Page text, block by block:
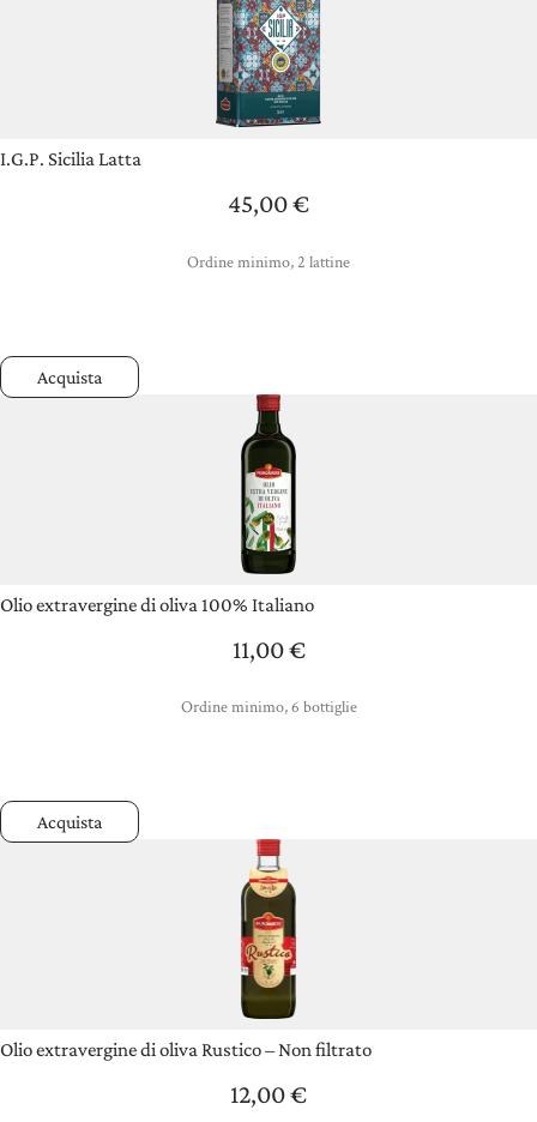
I.G.P. Sicilia Latta
45,00€
Ordine minimo, 2 lattine
Acquista
Olio extravergine di oliva 100% Italiano
11,00€
Ordine minimo, 6 bottiglie
Acquista
Olio extravergine di oliva Rustico – Non filtrato
12,00€